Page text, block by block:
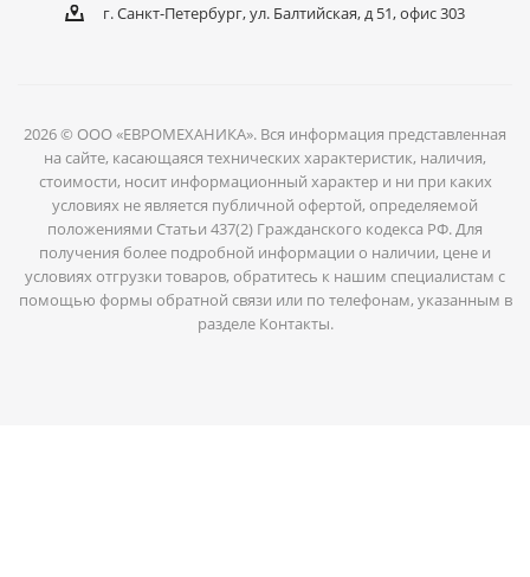
г. Санкт-Петербург, ул. Балтийская, д 51, офис 303
2026 © ООО «ЕВРОМЕХАНИКА». Вся информация представленная
на сайте, касающаяся технических характеристик, наличия,
стоимости, носит информационный характер и ни при каких
условиях не является публичной офертой, определяемой
положениями Статьи 437(2) Гражданского кодекса РФ. Для
получения более подробной информации о наличии, цене и
условиях отгрузки товаров, обратитесь к нашим специалистам с
помощью формы обратной связи или по телефонам, указанным в
разделе Контакты.